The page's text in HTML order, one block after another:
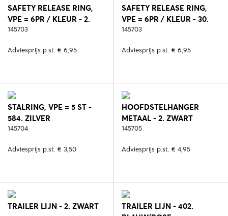
SAFETY RELEASE RING,
VPE = 6PR / KLEUR - 2.
ZWART
145703
Adviesprijs p.st. € 6,95
SAFETY RELEASE RING,
VPE = 6PR / KLEUR - 30.
ROOD
145703
Adviesprijs p.st. € 6,95
STALRING, VPE = 5 ST -
584. ZILVER
145704
Adviesprijs p.st. € 3,50
HOOFDSTELHANGER
METAAL - 2. ZWART
145705
Adviesprijs p.st. € 4,95
TRAILER LIJN - 2. ZWART
TRAILER LIJN - 402.